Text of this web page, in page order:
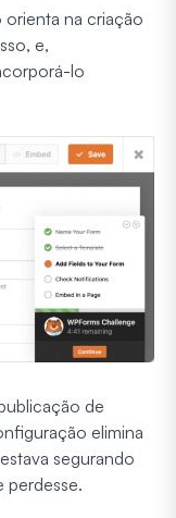
na criação
e,
lo
de
elimina
segurando
perdesse.